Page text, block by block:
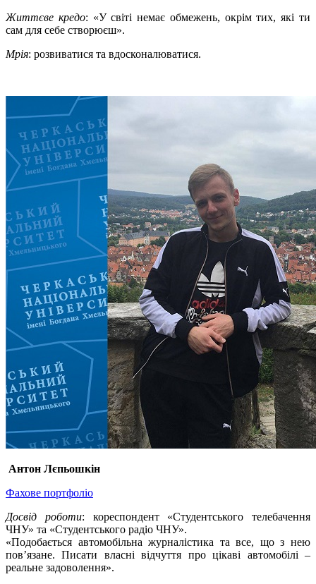
Життєве кредо: «У світі немає обмежень, окрім тих, які ти
сам для себе створюєш».
Мрія: розвиватися та вдосконалюватися.
Антон Лєпьошкін
Фахове портфоліо
Досвід роботи: кореспондент «Студентського телебачення
ЧНУ» та «Студентського радіо ЧНУ».
«Подобається автомобільна журналістика та все, що з нею
пов’язане. Писати власні відчуття про цікаві автомобілі –
реальне задоволення».